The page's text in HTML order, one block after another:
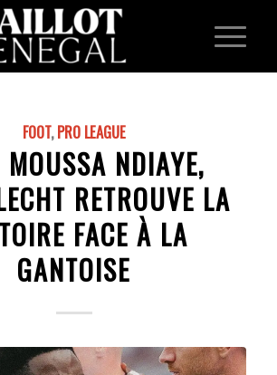
FOOT,PRO LEAGUE
MOUSSA NDIAYE,
RETROUVE LA
FACE À LA
GANTOISE